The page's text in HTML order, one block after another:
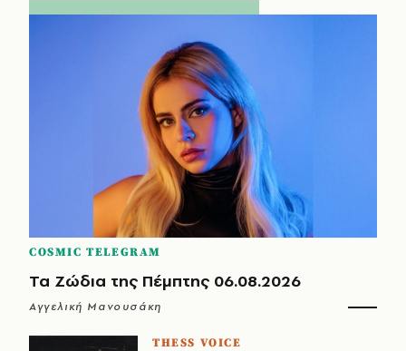
COSMIC TELEGRAM
Τα Ζώδια της Πέμπτης 06.08.2026
Αγγελική Μανουσάκη
THESS VOICE